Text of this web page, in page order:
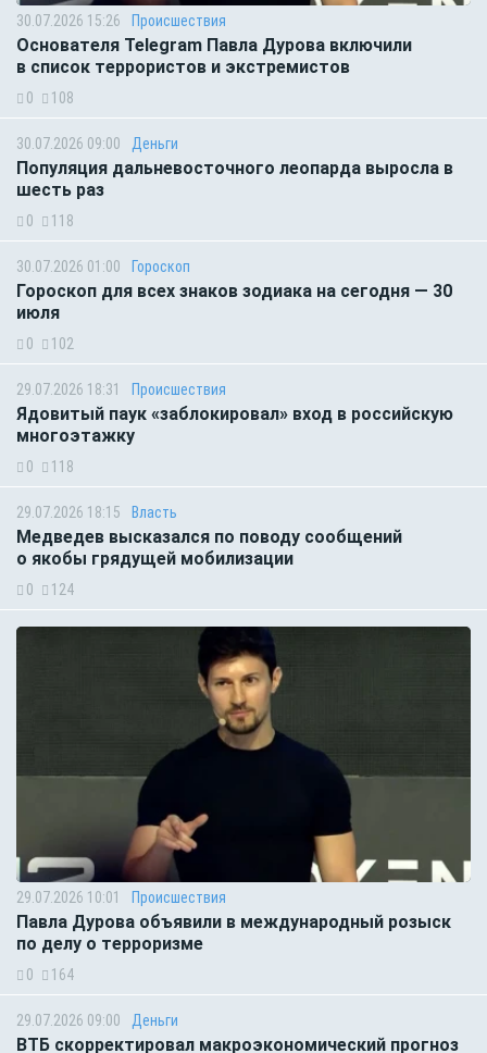
30.07.2026 15:26 Происшествия
Основателя Telegram Павла Дурова включили
в список террористов и экстремистов
0 108
30.07.2026 09:00 Деньги
Популяция дальневосточного леопарда выросла в
шесть раз
0 118
30.07.2026 01:00 Гороскоп
Гороскоп для всех знаков зодиака на сегодня — 30
июля
0 102
29.07.2026 18:31 Происшествия
Ядовитый паук «заблокировал» вход в российскую
многоэтажку
0 118
29.07.2026 18:15 Власть
Медведев высказался по поводу сообщений
о якобы грядущей мобилизации
0 124
29.07.2026 10:01 Происшествия
Павла Дурова объявили в международный розыск
по делу о терроризме
0 164
29.07.2026 09:00 Деньги
ВТБ скорректировал макроэкономический прогноз